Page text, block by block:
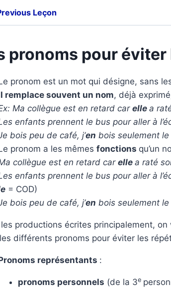
Leçon
pronoms pour
pronom est un mot qui désigne, sans
remplace souvent un nom, déjà
Ma collègue est en retard carelle a
enfants prennent le bus pour aller à
bois peu de café, j’en bois seulement le
pronom a les mêmes fonctions qu’un
collègue est en retard carelle a raté
enfants prennent le bus pour aller à
= COD)
bois peu de café, j’en bois seulement le
les productions écrites principalement,
différents pronoms pour éviter les
représentants :
pronoms personnels (de la 3e